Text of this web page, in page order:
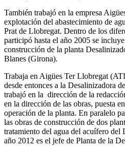
También trabajó en la empresa
explotación del abastecimiento de
Prat de Llobregat. Dentro de los
participó hasta el año 2005 se
construcción de la planta
Blanes (Girona).
Trabaja en Aigües Ter Llobregat
desde entonces a la Desalinizadora
trabajó en la dirección de la
en la dirección de las obras, puesta
operación de la planta. En paralelo
las obras de construcción de dos
tratamiento del agua del acuífero del
año 2012 es el jefe de Planta de la